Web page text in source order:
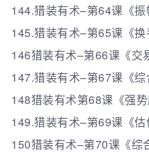
144.猎装有术–第64课《
145.猎装有术–第65课《
146猎装有术–第66课《交
147.猎装有术–第67课《
148猎装有术第68课《强
149.猎装有术–第69课《
150猎装有术–第70课《综